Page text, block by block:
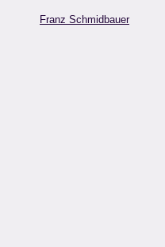
Franz Schmidbauer